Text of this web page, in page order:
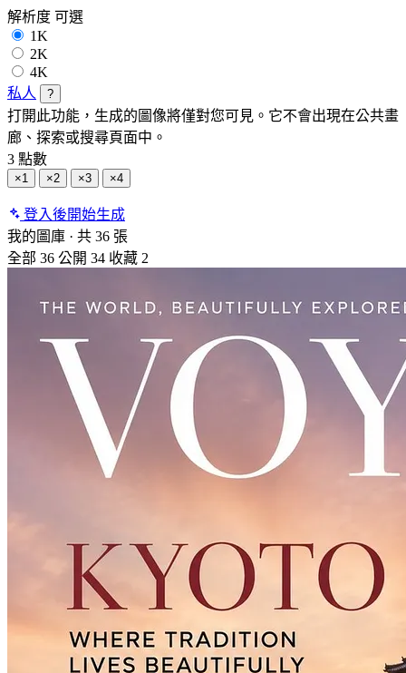
解析度 可選
1K
2K
4K
私人
?
打開此功能，生成的圖像將僅對您可見。它不會出現在公共畫
廊、探索或搜尋頁面中。
3 點數
×1 ×2 ×3 ×4
登入後開始生成
我的圖庫 · 共 36 張
全部 36 公開 34 收藏 2